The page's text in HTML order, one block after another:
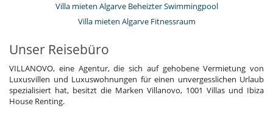
Villa mieten Algarve Beheizter Swimmingpool
Villa mieten Algarve Fitnessraum
Unser Reisebüro
VILLANOVO, eine Agentur, die sich auf gehobene Vermietung von
Luxusvillen und Luxuswohnungen für einen unvergesslichen Urlaub
spezialisiert hat, besitzt die Marken Villanovo, 1001 Villas und Ibiza
House Renting.